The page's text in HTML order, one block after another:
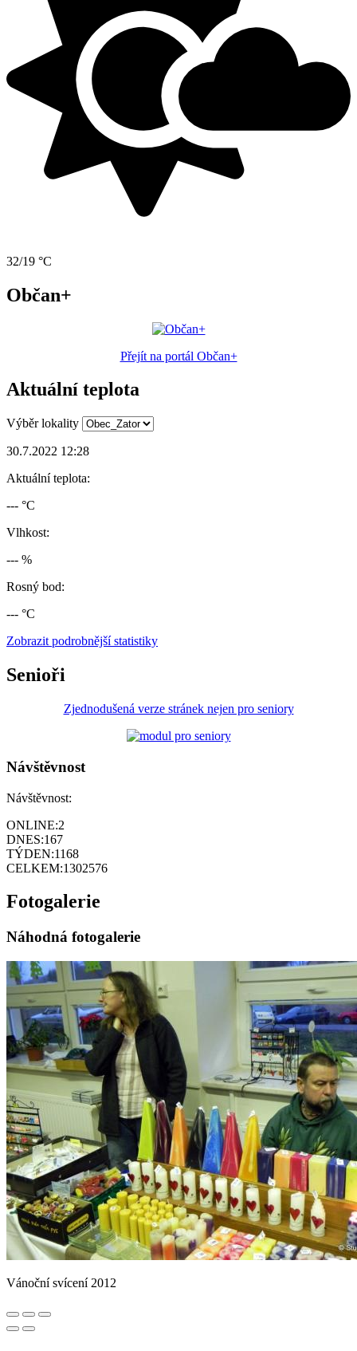
32/19 °C
Občan+
Přejít na portál Občan+
Aktuální teplota
Výběr lokality
30.7.2022 12:28
Aktuální teplota:
--- °C
Vlhkost:
--- %
Rosný bod:
--- °C
Zobrazit podrobnější statistiky
Senioři
Zjednodušená verze stránek nejen pro seniory
Návštěvnost
Návštěvnost:
ONLINE:2
DNES:167
TÝDEN:1168
CELKEM:1302576
Fotogalerie
Náhodná fotogalerie
Vánoční svícení 2012